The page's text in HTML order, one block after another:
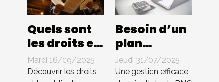
Quels sont
les droits et
les
obligations
Mardi 16/09/2025
Découvrir les droits
Besoin d’un
plan
comptable
pour BNC ?
Jeudi 31/07/2025
Une gestion efficace